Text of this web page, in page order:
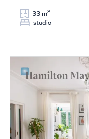
33 m2
studio